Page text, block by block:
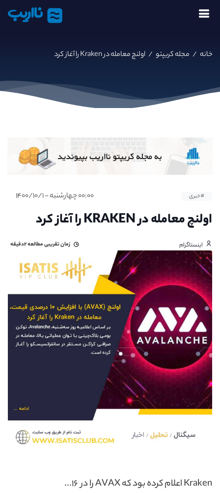
نااریب
خانه / مجله کریپتو / اولنچ معامله در Kraken را آغاز کرد
#خبری ۰۰:۰۰ چهارشنبه - ۱۴۰۰/۱۰/۱
اولنچ معامله در KRAKEN را آغاز کرد
اینستاگرام زمان تقریبی مطالعه۲دقیقه
Kraken اعلام کرده بود که AVAX را در ۱۶...